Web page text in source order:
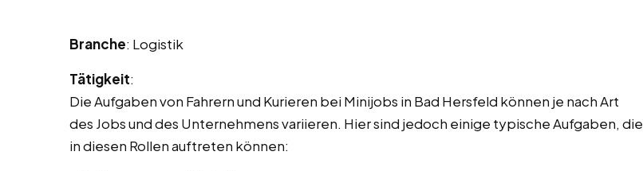
Branche: Logistik
Tätigkeit:
Die Aufgaben von Fahrern und Kurieren bei Minijobs in Bad Hersfeld können je nach Art
des Jobs und des Unternehmens variieren. Hier sind jedoch einige typische Aufgaben, die
in diesen Rollen auftreten können: